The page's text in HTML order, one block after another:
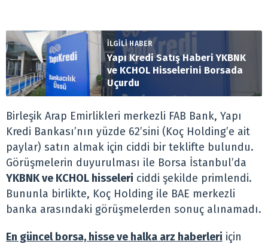
İLGİLİ HABER
Yapı Kredi Satış Haberi YKBNK
ve KCHOL Hisselerini Borsada
Uçurdu
Birleşik Arap Emirlikleri merkezli FAB Bank, Yapı
Kredi Bankası’nın yüzde 62’sini (Koç Holding’e ait
paylar) satın almak için ciddi bir teklifte bulundu.
Görüşmelerin duyurulması ile Borsa İstanbul’da
YKBNK ve KCHOL hisseleri ciddi şekilde primlendi.
Bununla birlikte, Koç Holding ile BAE merkezli
banka arasındaki görüşmelerden sonuç alınamadı.
En güncel borsa, hisse ve halka arz haberleri için